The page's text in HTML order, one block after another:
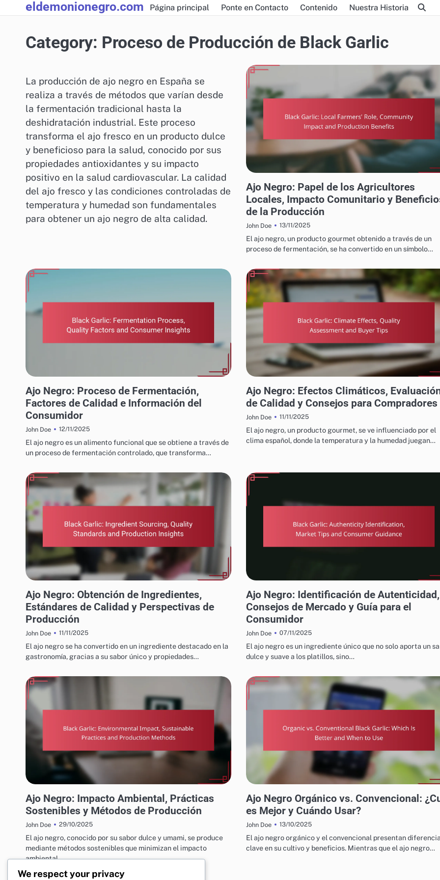
to
eldemonionegro.com Página principal Ponte en Contacto Contenido Nuestra Historia
Category: Proceso de Producción de Black Garlic
La producción de ajo negro en España se
realiza a través de métodos que varían desde
la fermentación tradicional hasta la
deshidratación industrial. Este proceso
transforma el ajo fresco en un producto dulce
y beneficioso para la salud, conocido por sus
propiedades antioxidantes y su impacto
positivo en la salud cardiovascular. La calidad
del ajo fresco y las condiciones controladas de
temperatura y humedad son fundamentales
para obtener un ajo negro de alta calidad.
Ajo Negro: Papel de los Agricultores
Locales, Impacto Comunitario y
de la Producción
John Doe 13/11/2025
El ajo negro, un producto gourmet obtenido a través de un
proceso de fermentación, se ha convertido en un símbolo…
Ajo Negro: Proceso de Fermentación,
Factores de Calidad e Información del
Consumidor
John Doe 12/11/2025
El ajo negro es un alimento funcional que se obtiene a través de
un proceso de fermentación controlado, que transforma…
Ajo Negro: Efectos Climáticos,
de Calidad y Consejos para Compradores
John Doe 11/11/2025
El ajo negro, un producto gourmet, se ve influenciado por el
clima español, donde la temperatura y la humedad juegan…
Ajo Negro: Obtención de Ingredientes,
Estándares de Calidad y Perspectivas de
Producción
John Doe 11/11/2025
El ajo negro se ha convertido en un ingrediente destacado en la
gastronomía, gracias a su sabor único y propiedades…
Ajo Negro: Identificación de Autenticidad,
Consejos de Mercado y Guía para el
Consumidor
John Doe 07/11/2025
El ajo negro es un ingrediente único que no solo aporta un
dulce y suave a los platillos, sino…
Ajo Negro: Impacto Ambiental, Prácticas
Sostenibles y Métodos de Producción
John Doe 29/10/2025
El ajo negro, conocido por su sabor dulce y umami, se produce
mediante métodos sostenibles que minimizan el impacto
ambiental…
Ajo Negro Orgánico vs. Convencional:
es Mejor y Cuándo Usar?
John Doe 13/10/2025
El ajo negro orgánico y el convencional presentan
clave en su cultivo y beneficios. Mientras que el ajo negro…
We respect your privacy